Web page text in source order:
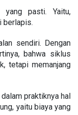
yang pasti. Yaitu,
berlapis.
sendiri. Dengan
bahwa siklus
tetapi memanjang
praktiknya hal
yaitu biaya yang